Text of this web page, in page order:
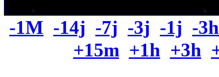
-1M -14j -7j -3j -1j -3h
+15m +1h +3h